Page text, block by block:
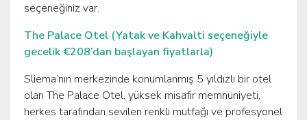
seçeneğiniz var.
The Palace Otel (Yatak ve Kahvalti seçeneğiyle
gecelik €208’dan başlayan fiyatlarla)
Sliema’nın merkezinde konumlanmış 5 yıldızlı bir otel
olan The Palace Otel, yüksek misafir memnuniyeti,
herkes tarafından sevilen renkli mutfağı ve profesyonel